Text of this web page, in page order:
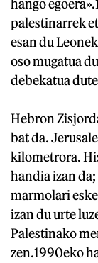
hango
palestinarrek
esan du
oso mugatua
debekatua
Hebron
bat da.
kilometrora.
handia izan
marmolari
izan du urte
Palestinako
zen.1990eko